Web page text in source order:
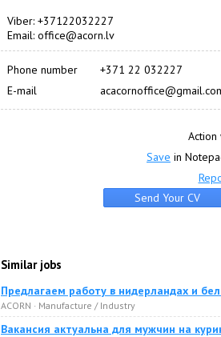
Viber: +37122032227
Email: office@acorn.lv
Phone number
+371 22 032227
E-mail
Action
Save in
Similar jobs
Предлагаем работу в нидерландах и
ACORN · Manufacture / Industry
Вакансия актуальна для мужчин на